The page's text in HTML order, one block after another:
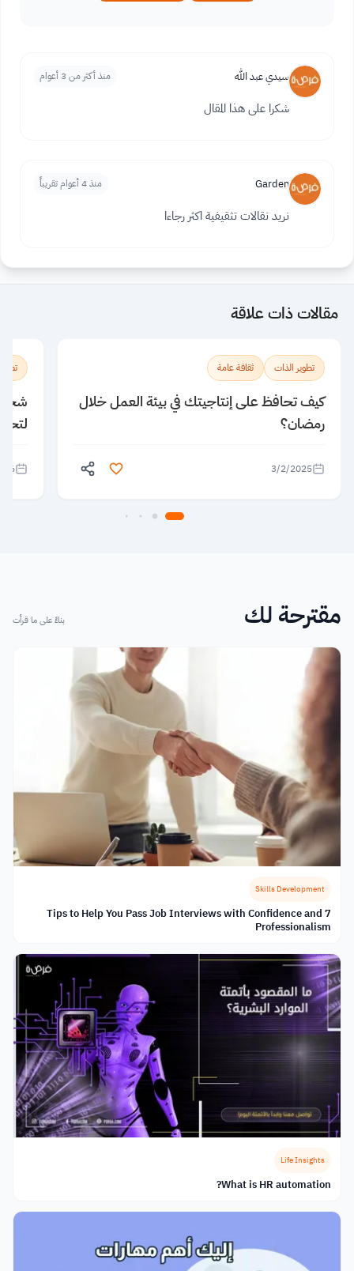
سيدي عبد الله منذ أكثر من 3 أعوام
شكرا على هذا المقال
Garden منذ 4 أعوام تقريباً
نريد نقالات تثقيفية اكثر رجاءا
مقالات ذات علاقة
تطوير الذات ثقافة عامة
كيف تحافظ على إنتاجيتك في بيئة العمل خلال
رمضان؟
3/2/2025
مقترحة لك بناءً على ما قرأت
Skills Development
7 Tips to Help You Pass Job Interviews with Confidence and
Professionalism
Life Insights
What is HR automation?